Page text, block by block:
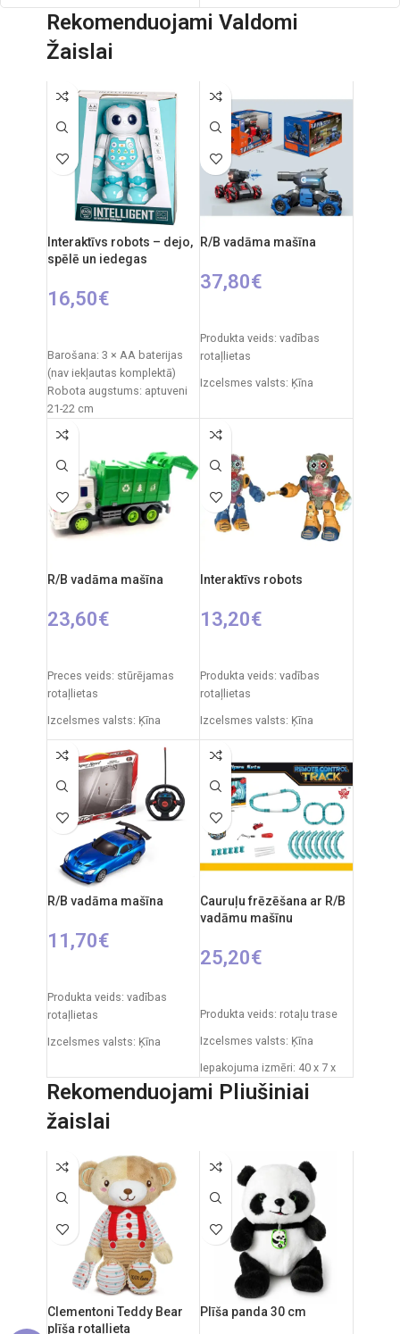
Iepakojuma izmēri: 27,7 x 6,3 x 19 cm
Ieteicamais vecums: no 8 gadiem
Gabalu skaits: 10
Rekomenduojami Valdomi
Žaislai
Interaktīvs robots – dejo,
spēlē un iedegas
16,50€
Barošana: 3 × AA baterijas
(nav iekļautas komplektā)
Robota augstums: aptuveni
21-22 cm
28 cm
Iepakojuma svars: 0,6 kg
Materiāls: plastmasa
Ieteicamais vecums: no 3
gadiem
Izcelsmes valsts: Ķīna
R/B vadāma mašīna
37,80€
Produkta veids: vadības
rotaļlietas
Izcelsmes valsts: Ķīna
18 cm
Frekvence: 2,4 GHz
Tālvadības pults: 2xAA
baterijas
RC auto akumulators: 3,7 V
R/B vadāma mašīna
23,60€
Preces veids: stūrējamas
rotaļlietas
Izcelsmes valsts: Ķīna
Automašīnas izmēri: 31 x 15
x 12 cm
Ieteicamais vecums: no 6
gadiem
Nepieciešamie elementi:
2xAA + 3xAAA
Interaktīvs robots
13,20€
Produkta veids: vadības
rotaļlietas
Izcelsmes valsts: Ķīna
Iepakojuma izmēri: 22 x 13 x
27 cm
Robota izmēri: 18 x 9 x 22 cm
Ieteicamais vecums: no 3
gadiem
Elementi: 3x AA
R/B vadāma mašīna
11,70€
Produkta veids: vadības
rotaļlietas
Izcelsmes valsts: Ķīna
25 cm
Automašīnas izmēri: 20 x 9
cm
Ieteicamais vecums: no 3
gadiem
Nepieciešamie elementi:
2xAA tālvadības pults + 4xAA
automašīnai.
Cauruļu frēzēšana ar R/B
vadāmu mašīnu
25,20€
Produkta veids: rotaļu trase
Izcelsmes valsts: Ķīna
Iepakojuma izmēri: 40 x 7 x
34 cm
Ieteicamais vecums: 5 gadi
un vecāki
Elementi: 2 x AA (nav iekļauti
komplektā).
Rekomenduojami Pliušiniai
žaislai
Clementoni Teddy Bear
plīša rotaļlieta
Plīša panda 30 cm